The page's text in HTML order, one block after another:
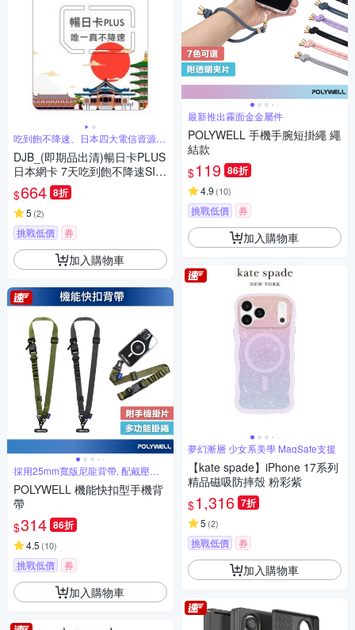
吃到飽不降速、日本四大電信資源共
享
DJB_(即期品出清)暢日卡PLUS
日本網卡 7天吃到飽不降速SIM
卡
$664 8折
5 (2)
挑戰低價 券
加入購物車
採用25mm寬版尼龍背帶, 配戴壓力
小
POLYWELL 機能快扣型手機背
帶
$314 86折
4.5 (10)
挑戰低價 券
加入購物車
最新推出霧面金金屬件
POLYWELL 手機手腕短掛繩 繩
結款
$119 86折
4.9 (10)
挑戰低價 券
加入購物車
夢幻漸層 少女系美學 MagSafe支援
【kate spade】iPhone 17系列
精品磁吸防摔殼 粉彩紫
$1,316 7折
5 (2)
挑戰低價 券
加入購物車